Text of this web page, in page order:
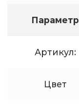
Параметр
Артикул:
Цвет